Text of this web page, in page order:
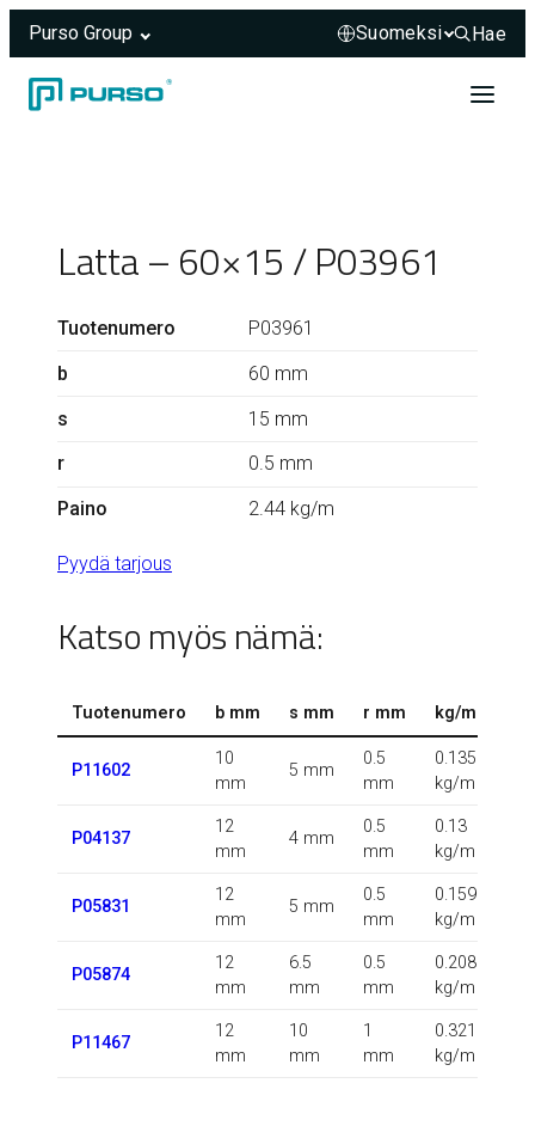
Purso Group
Hae
Hae
Latta – 60×15 / P03961
Tuotenumero
P03961
b
60 mm
s
15 mm
r
0.5 mm
Paino
2.44 kg/m
Pyydä tarjous
Katso myös nämä:
Tuotenumero b mm s mm r mm kg/m
P11602
10
mm
5 mm
0.5
mm
0.135
kg/m
P04137
12
mm
4 mm
0.5
mm
0.13
kg/m
P05831
12
mm
5 mm
0.5
mm
0.159
kg/m
P05874
12
mm
6.5
mm
0.5
mm
0.208
kg/m
P11467
12
mm
10
mm
1
mm
0.321
kg/m